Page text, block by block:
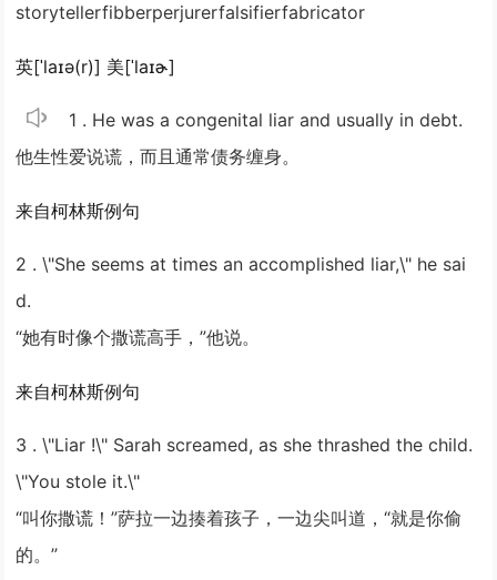
storytellerfibberperjurerfalsifierfabricator
英[ˈlaɪə(r)] 美[ˈlaɪɚ]
1 . He was a congenital liar and usually in debt.
他生性爱说谎，而且通常债务缠身。
来自柯林斯例句
2 . \"She seems at times an accomplished liar,\" he sai
d.
“她有时像个撒谎高手，”他说。
来自柯林斯例句
3 . \"Liar !\" Sarah screamed, as she thrashed the child.
\"You stole it.\"
“叫你撒谎！”萨拉一边揍着孩子，一边尖叫道，“就是你偷
的。”